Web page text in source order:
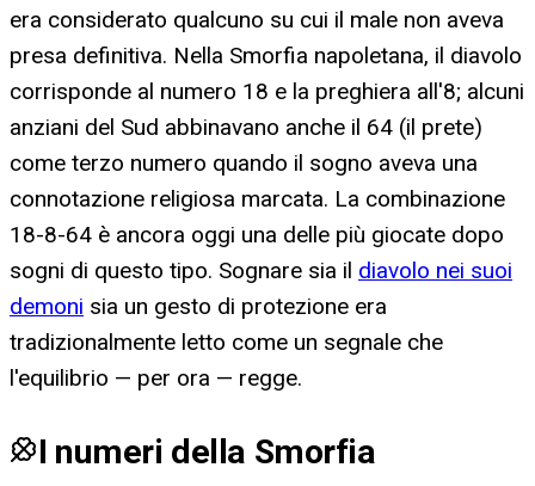
era considerato qualcuno su cui il male non aveva
presa definitiva. Nella Smorfia napoletana, il diavolo
corrisponde al numero 18 e la preghiera all'8; alcuni
anziani del Sud abbinavano anche il 64 (il prete)
come terzo numero quando il sogno aveva una
connotazione religiosa marcata. La combinazione
18-8-64 è ancora oggi una delle più giocate dopo
sogni di questo tipo. Sognare sia il diavolo nei suoi
demoni sia un gesto di protezione era
tradizionalmente letto come un segnale che
l'equilibrio — per ora — regge.
I numeri della Smorfia